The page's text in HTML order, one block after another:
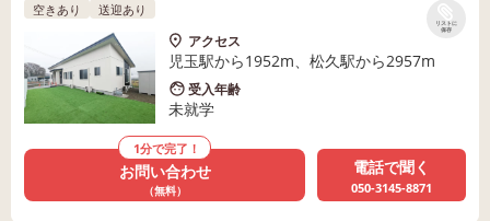
リストに
保存
空きあり 送迎あり
アクセス
児玉駅から1952m、松久駅から2957m
受入年齢
未就学
1分で完了！
お問い合わせ
（無料）
電話で聞く
050-3145-8871